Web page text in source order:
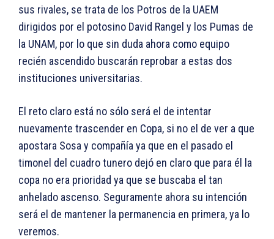
sus rivales, se trata de los Potros de la UAEM
dirigidos por el potosino David Rangel y los Pumas de
la UNAM, por lo que sin duda ahora como equipo
recién ascendido buscarán reprobar a estas dos
instituciones universitarias.
El reto claro está no sólo será el de intentar
nuevamente trascender en Copa, si no el de ver a que
apostara Sosa y compañía ya que en el pasado el
timonel del cuadro tunero dejó en claro que para él la
copa no era prioridad ya que se buscaba el tan
anhelado ascenso. Seguramente ahora su intención
será el de mantener la permanencia en primera, ya lo
veremos.